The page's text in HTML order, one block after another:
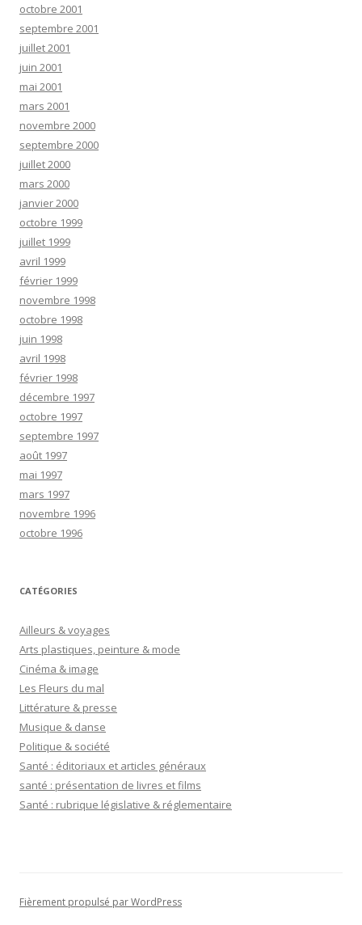
octobre 2001
septembre 2001
juillet 2001
juin 2001
mai 2001
mars 2001
novembre 2000
septembre 2000
juillet 2000
mars 2000
janvier 2000
octobre 1999
juillet 1999
avril 1999
février 1999
novembre 1998
octobre 1998
juin 1998
avril 1998
février 1998
décembre 1997
octobre 1997
septembre 1997
août 1997
mai 1997
mars 1997
novembre 1996
octobre 1996
CATÉGORIES
Ailleurs & voyages
Arts plastiques, peinture & mode
Cinéma & image
Les Fleurs du mal
Littérature & presse
Musique & danse
Politique & société
Santé : éditoriaux et articles généraux
santé : présentation de livres et films
Santé : rubrique législative & réglementaire
Fièrement propulsé par WordPress